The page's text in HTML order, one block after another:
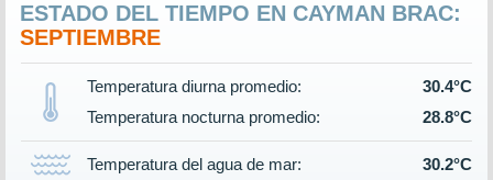
ESTADO DEL TIEMPO EN CAYMAN BRAC:
SEPTIEMBRE
Temperatura diurna promedio:
30.4°C
Temperatura nocturna promedio:
28.8°C
Temperatura del agua de mar: 30.2°C